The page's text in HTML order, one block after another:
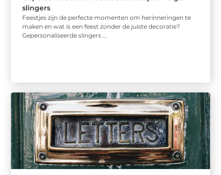
slingers
Feestjes zijn de perfecte momenten om herinneringen te
maken en wat is een feest zonder de juiste decoratie?
Gepersonaliseerde slingers ...